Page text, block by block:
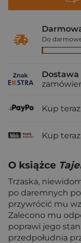
Do
Dostawa
Kup
Kup
O książce
Trzaska,
po daremnych
przywrócić mu
Zalecono mu
poprawi jego
przedpołudnia